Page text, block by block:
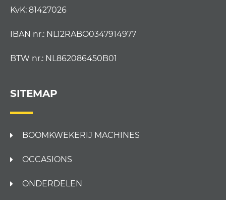
KvK: 81427026
IBAN nr.: NL12RABO0347914977
BTW nr.: NL862086450B01
SITEMAP
BOOMKWEKERIJ MACHINES
OCCASIONS
ONDERDELEN